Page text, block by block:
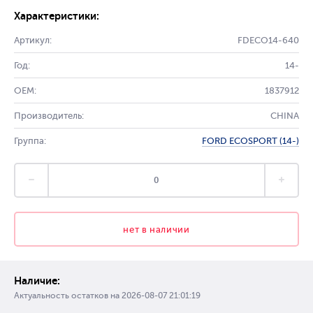
Характеристики:
Артикул: FDECO14-640
Год: 14-
OEM: 1837912
Производитель: CHINA
Группа: FORD ECOSPORT (14-)
нет в наличии
Наличие:
Актуальность остатков на 2026-08-07 21:01:19